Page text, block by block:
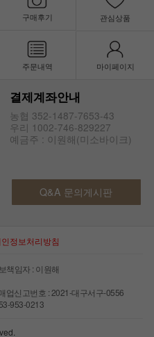
구매후기 관심상품
주문내역 마이페이지
결제계좌안내
농협 352-1487-7653-43
우리 1002-746-829227
예금주 : 이원해(미소바이크)
Q&A 문의게시판
정보처리방침
임자 : 이원해
신고번호 : 2021-대구서구-0556
953-0213